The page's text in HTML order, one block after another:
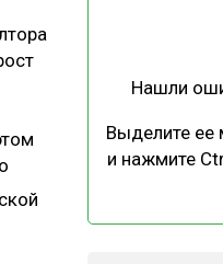
ДИСКУССИЯ
Нашли
Выделите
и нажмите